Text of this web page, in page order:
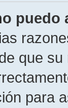
puedo
que
para